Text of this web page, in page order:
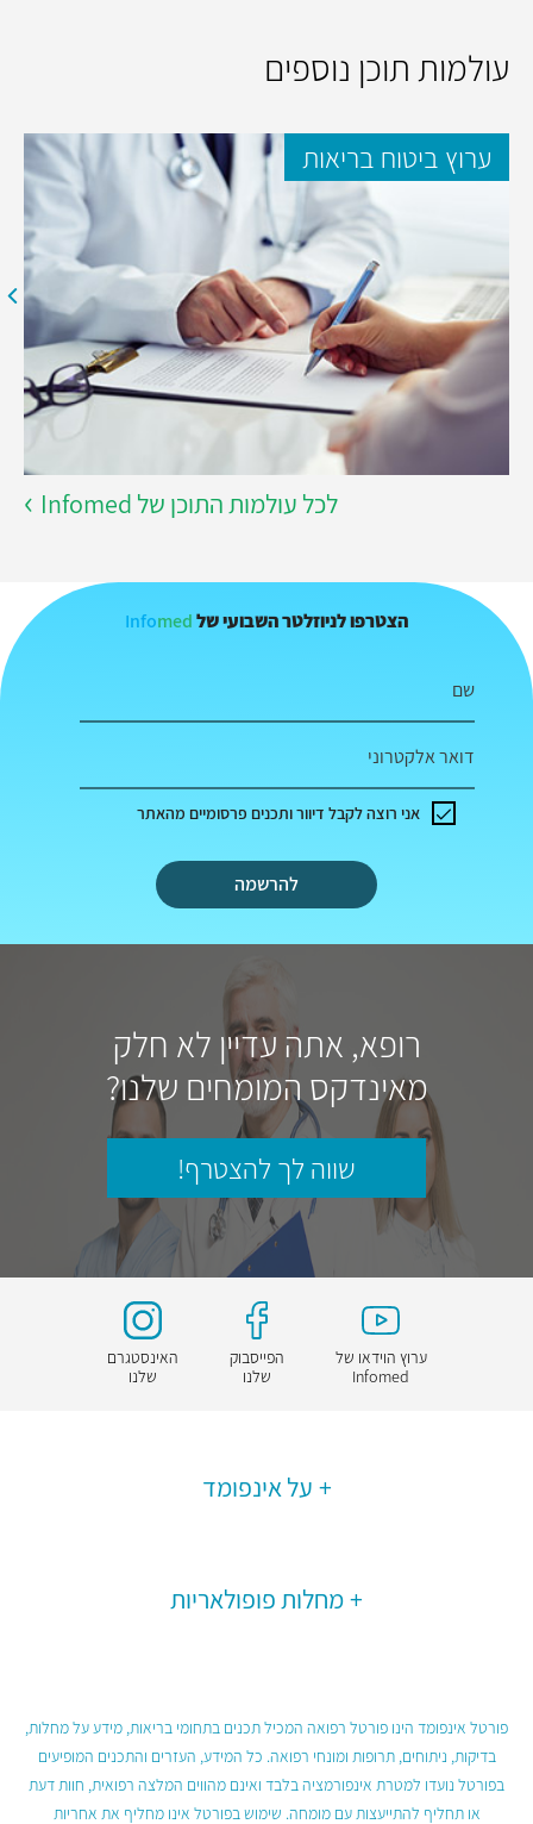
עולמות תוכן נוספים
ערוץ ביטוח בריאות
לכל עולמות התוכן של Infomed
הצטרפו לניוזלטר השבועי של Infomed
שם
דואר אלקטרוני
להרשמה
אני רוצה לקבל דיוור ותכנים פרסומיים מהאתר
רופא, אתה עדיין לא חלק
מאינדקס המומחים שלנו?
שווה לך להצטרף!
ערוץ הוידאו של
Infomed
הפייסבוק
שלנו
האינסטגרם
שלנו
על אינפומד
מחלות פופולאריות
פורטל אינפומד הינו פורטל רפואה המכיל תכנים בתחומי בריאות, מידע על מחלות,
בדיקות, ניתוחים, תרופות ומונחי רפואה. כל המידע, העזרים והתכנים המופיעים
בפורטל נועדו למטרת אינפורמציה בלבד ואינם מהווים המלצה רפואית, חוות דעת
או תחליף להתייעצות עם מומחה. שימוש בפורטל אינו מחליף את אחריות